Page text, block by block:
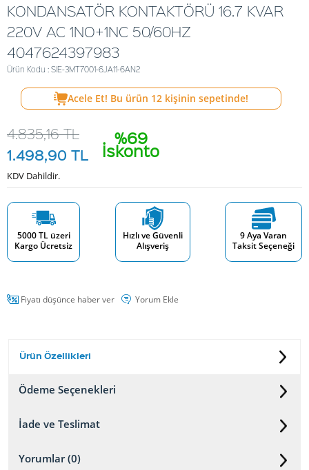
KONDANSATÖR KONTAKTÖRÜ 16.7 KVAR
220V AC 1NO+1NC 50/60HZ
4047624397983
Ürün Kodu : SIE-3MT7001-6JA11-6AN2
Acele Et! Bu ürün 12 kişinin sepetinde!
%69
İskonto
4.835,16TL
1.498,90 TL
KDV Dahildir.
5000 TL üzeri
Kargo Ücretsiz
Hızlı ve Güvenli
Alışveriş
9 Aya Varan
Taksit Seçeneği
Fiyatı düşünce haber ver Yorum Ekle
Ürün Özellikleri
Ödeme Seçenekleri
İade ve Teslimat
Yorumlar (0)